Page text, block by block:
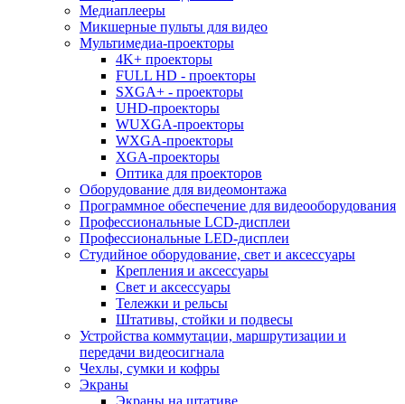
Медиаплееры
Микшерные пульты для видео
Мультимедиа-проекторы
4K+ проекторы
FULL HD - проекторы
SXGA+ - проекторы
UHD-проекторы
WUXGA-проекторы
WXGA-проекторы
XGA-проекторы
Оптика для проекторов
Оборудование для видеомонтажа
Программное обеспечение для видеооборудования
Профессиональные LCD-дисплеи
Профессиональные LED-дисплеи
Студийное оборудование, свет и аксессуары
Крепления и аксессуары
Свет и аксессуары
Тележки и рельсы
Штативы, стойки и подвесы
Устройства коммутации, маршрутизации и
передачи видеосигнала
Чехлы, сумки и кофры
Экраны
Экраны на штативе